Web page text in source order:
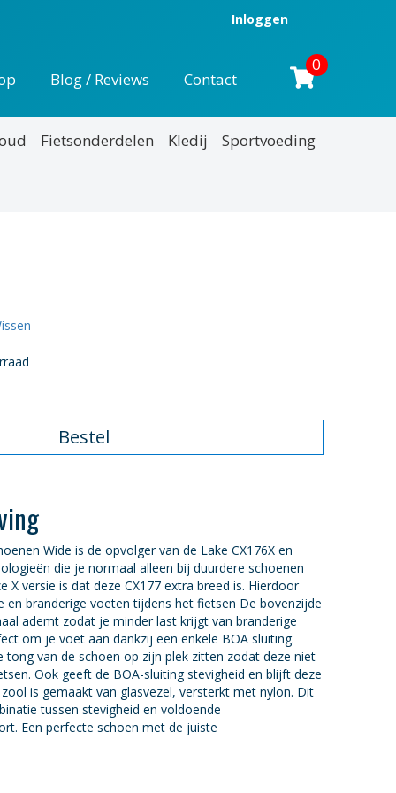
Inloggen
Blog / Reviews Contact
0
Fietsonderdelen Kledij Sportvoeding
Bestel
Wide is de opvolger van de Lake CX176X en
die je normaal alleen bij duurdere schoenen
X versie is dat deze CX177 extra breed is. Hierdoor
en branderige voeten tijdens het fietsen De bovenzijde
ademt zodat je minder last krijgt van branderige
om je voet aan dankzij een enkele BOA sluiting.
tong van de schoen op zijn plek zitten zodat deze niet
Ook geeft de BOA-sluiting stevigheid en blijft deze
is gemaakt van glasvezel, versterkt met nylon. Dit
tussen stevigheid en voldoende
Een perfecte schoen met de juiste